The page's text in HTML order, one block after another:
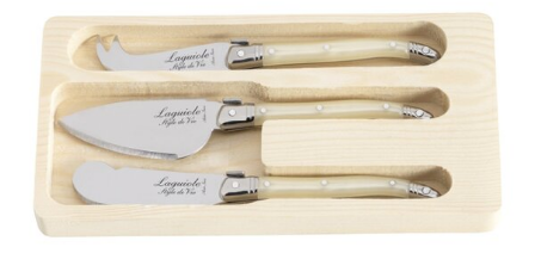
0 i butikk
Velg
Mandal - Alti Mandal